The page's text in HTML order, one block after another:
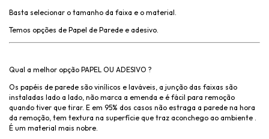
Basta selecionar o tamanho da faixa e o material.
Temos opções de Papel de Parede e adesivo.
Qual a melhor opção PAPEL OU ADESIVO ?
Os papéis de parede são vinílicos e laváveis, a junção das faixas são
instaladas lado a lado, não marca a emenda e é fácil para remoção
quando tiver que tirar. E em 95% dos casos não estraga a parede na hora
da remoção, tem textura na superfície que traz aconchego ao ambiente .
É um material mais nobre.